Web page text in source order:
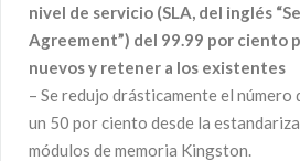
nivel de servicio (SLA, del inglés
Agreement”) del 99.99 por ciento
nuevos y retener a los existentes
– Se redujo drásticamente el número
un 50 por ciento desde la
módulos de memoria Kingston.